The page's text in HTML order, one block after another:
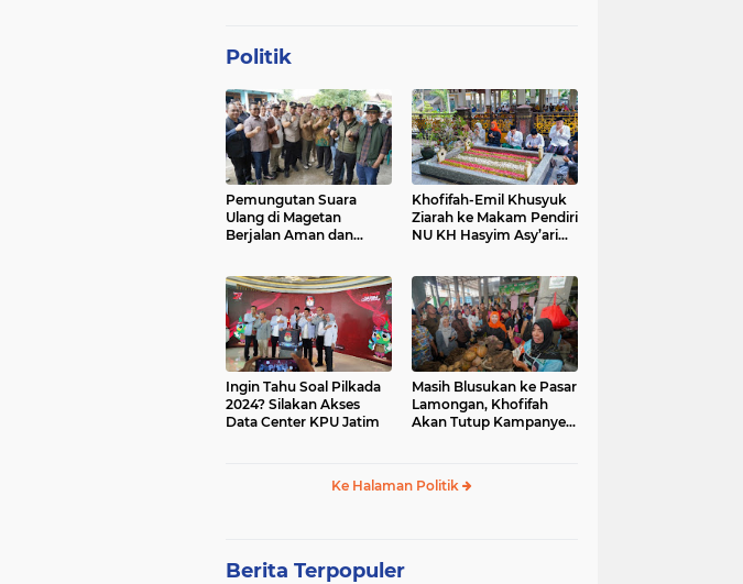
Politik
Pemungutan Suara
Ulang di Magetan
Berjalan Aman dan
Khofifah-Emil Khusyuk
Ziarah ke Makam Pendiri
NU KH Hasyim Asy’ari
Ingin Tahu Soal Pilkada
2024? Silakan Akses
Data Center KPU Jatim
Masih Blusukan ke Pasar
Lamongan, Khofifah
Akan Tutup Kampanye
Ke Halaman Politik
Berita Terpopuler